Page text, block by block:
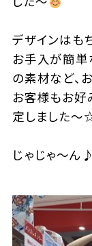
デザインはも
お手入が簡単
の素材など、
お客様もお好
定しました
じゃじゃ～